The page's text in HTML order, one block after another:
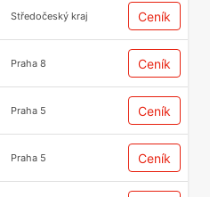
Středočeský kraj Ceník
Praha 8 Ceník
Praha 5 Ceník
Praha 5 Ceník